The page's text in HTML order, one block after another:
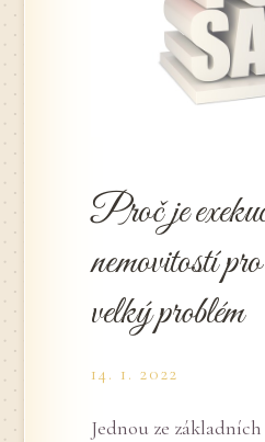
Proč je
nemovitostí
velký problém
14. 1. 2022
Jednou ze